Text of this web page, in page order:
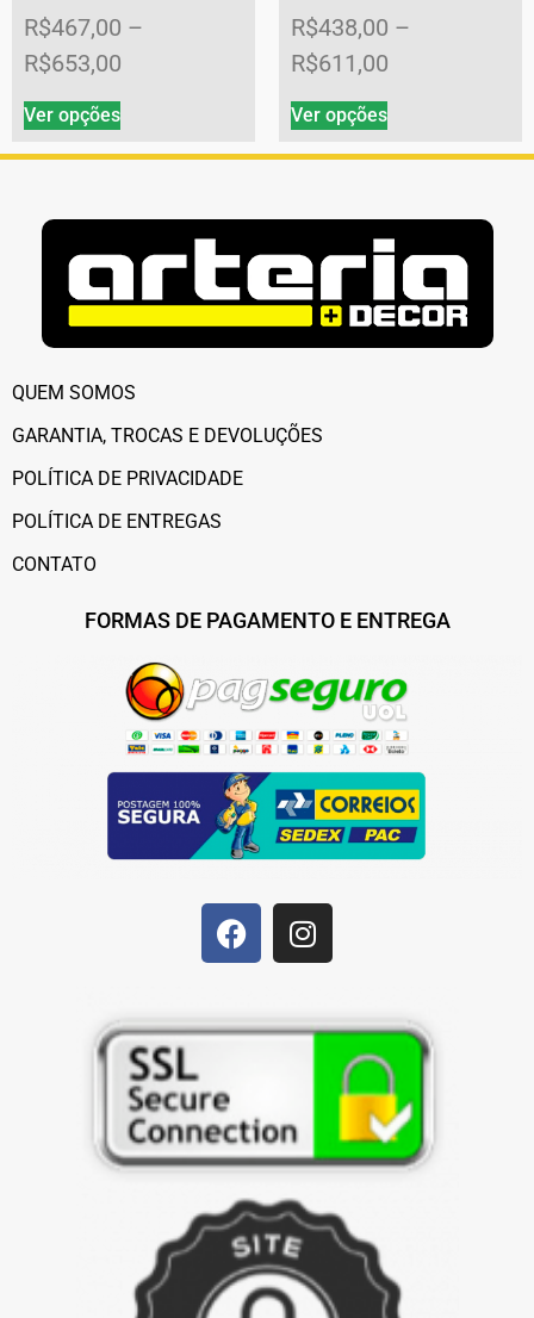
R$467,00 –
R$653,00
Ver opções
R$438,00 –
R$611,00
Ver opções
QUEM SOMOS
GARANTIA, TROCAS E DEVOLUÇÕES
POLÍTICA DE PRIVACIDADE
POLÍTICA DE ENTREGAS
CONTATO
FORMAS DE PAGAMENTO E ENTREGA